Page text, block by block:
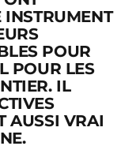
INSTRUMENT
POUR
POUR LES
IL
AUSSI VRAI